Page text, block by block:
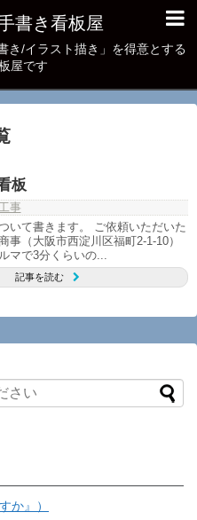
書き看板屋
き/イラスト描き」を得意とする
屋です
板
工事
いて書きます。 ご依頼いただいた
事（大阪市西淀川区福町2-1-10）
マで3分くらいの...
記事を読む
か』）